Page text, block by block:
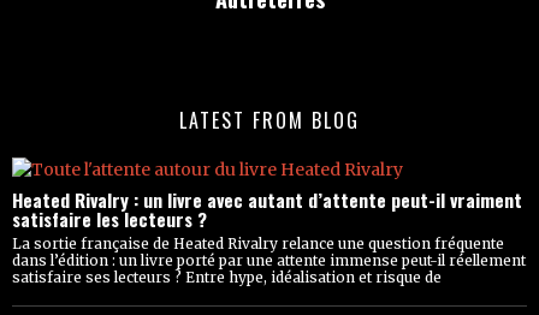
LATEST FROM BLOG
Heated Rivalry : un livre avec autant d’attente peut-il vraiment
satisfaire les lecteurs ?
La sortie française de Heated Rivalry relance une question fréquente
dans l’édition : un livre porté par une attente immense peut-il réellement
satisfaire ses lecteurs ? Entre hype, idéalisation et risque de